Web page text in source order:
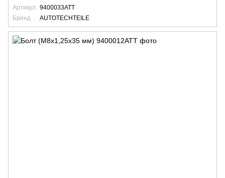
Артикул
9400033ATT
Бренд
AUTOTECHTEILE